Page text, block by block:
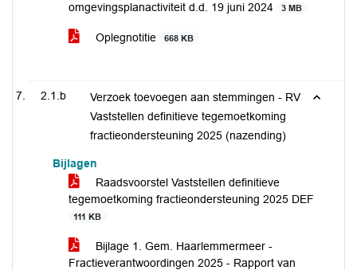
omgevingsplanactiviteit d.d. 19 juni 2024
3 MB
Oplegnotitie 668 KB
2.1.b
Verzoek toevoegen aan stemmingen - RV
Vaststellen definitieve tegemoetkoming
fractieondersteuning 2025 (nazending)
Bijlagen
Raadsvoorstel Vaststellen definitieve
tegemoetkoming fractieondersteuning 2025 DEF
111 KB
Bijlage 1. Gem. Haarlemmermeer -
Fractieverantwoordingen 2025 - Rapport van